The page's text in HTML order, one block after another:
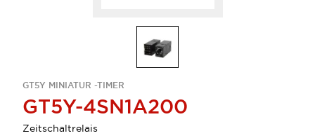
GT5Y MINIATUR -TIMER
GT5Y-4SN1A200
Zeitschaltrelais